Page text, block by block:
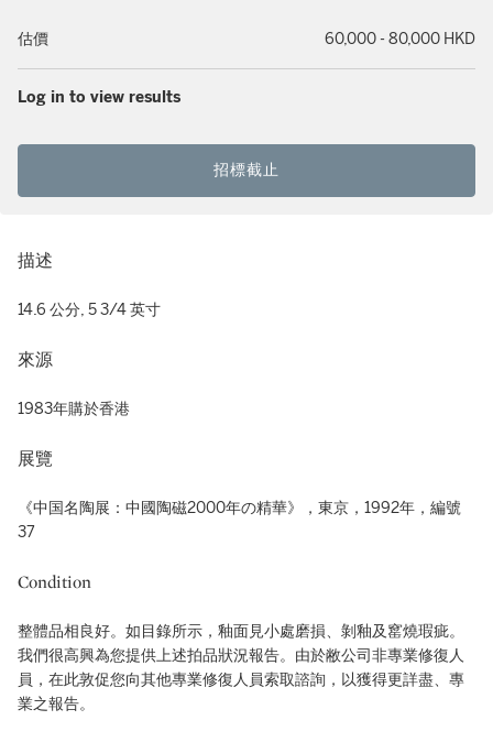
估價 60,000 - 80,000 HKD
Log in to view results
招標截止
描述
14.6 公分, 5 3/4 英寸
來源
1983年購於香港
展覽
《中国名陶展：中國陶磁2000年の精華》，東京，1992年，編號
37
Condition
整體品相良好。如目錄所示，釉面見小處磨損、剝釉及窰燒瑕疵。
我們很高興為您提供上述拍品狀況報告。由於敝公司非專業修復人
員，在此敦促您向其他專業修復人員索取諮詢，以獲得更詳盡、專
業之報告。